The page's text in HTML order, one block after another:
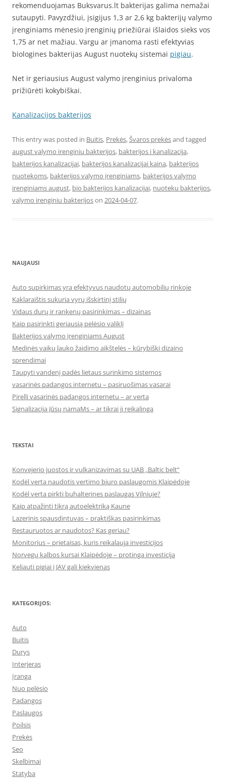
rekomenduojamas Buksvarus.lt bakterijas galima nemažai
sutaupyti. Pavyzdžiui, įsigijus 1,3 ar 2,6 kg bakterijų valymo
įrenginiams mėnesio įrenginių priežiūrai išlaidos sieks vos
1,75 ar net mažiau. Vargu ar įmanoma rasti efektyvias
biologines bakterijas August nuotekų sistemai pigiau.
Net ir geriausius August valymo įrenginius privaloma
prižiūrėti kokybiškai.
Kanalizacijos bakterijos
This entry was posted in Buitis, Prekės,Švaros prekėsand tagged
august valymo irenginiu bakterijos, bakterijos i kanalizacija,
bakterijos kanalizacijai, bakterijos kanalizacijai kaina, bakterijos
nuotekoms, bakterijos valymo įrenginiams, bakterijos valymo
irenginiams august, bio bakterijos kanalizacijai, nuoteku bakterijos,
valymo irenginiu bakterijoson 2024-04-07.
NAUJAUSI
Auto supirkimas yra efektyvus naudotų automobilių rinkoje
Kaklaraištis sukuria vyrų išskirtinį stilių
Vidaus durų ir rankenų pasirinkimas – dizainas
Kaip pasirinkti geriausią pelėsio valiklį
Bakterijos valymo įrenginiams August
Medinės vaikų lauko žaidimo aikštelės – kūrybiški dizaino
sprendimai
Taupyti vandenį padės lietaus surinkimo sistemos
vasarinės padangos internetu – pasiruošimas vasarai
Pirelli vasarinės padangos internetu – ar verta
Signalizacija Jūsų namaMs – ar tikrai ji reikalinga
TEKSTAI
Konvejerio juostos ir vulkanizavimas su UAB „Baltic belt“
Kodėl verta naudotis vertimo biuro paslaugomis Klaipėdoje
Kodėl verta pirkti buhalterines paslaugas Vilniuje?
Kaip atpažinti tikrą autoelektriką Kaune
Lazerinis spausdintuvas – praktiškas pasirinkimas
Restauruotos ar naudotos? Kas geriau?
Monitorius – prietaisas, kuris reikalauja investicijos
Norvegų kalbos kursai Klaipėdoje – protinga investicija
Keliauti pigiai į JAV gali kiekvienas
KATEGORIJOS:
Auto
Buitis
Durys
Interjeras
Įranga
Nuo pelėsio
Padangos
Paslaugos
Poilsis
Prekės
Seo
Skelbimai
Statyba